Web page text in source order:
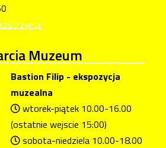
Muzeum
Bastion Filip - ekspozycja
muzealna
wtorek-piątek 10.00-16.00
(ostatnie wejscie 15:00)
sobota-niedziela 10.00-18.00